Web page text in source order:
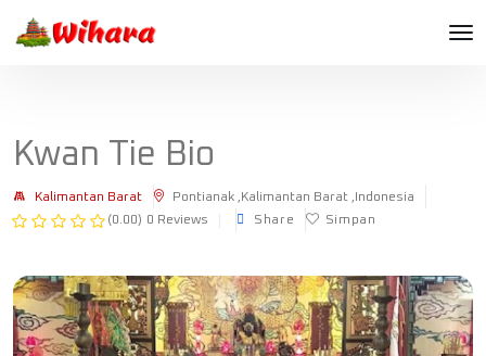
Kwan Tie Bio
Kalimantan Barat
Pontianak ,Kalimantan Barat ,Indonesia
(0.00) 0 Reviews Share Simpan